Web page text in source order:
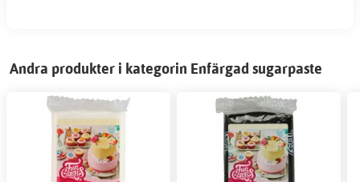
Andra produkter i kategorin Enfärgad sugarpaste